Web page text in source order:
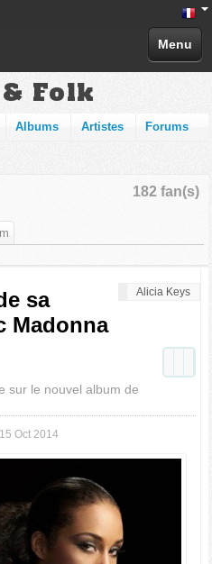
Menu
Folk
Albums Artistes Forums
182 fan(s)
Alicia Keys
sa
Madonna
sur le nouvel album de
Oct 2014